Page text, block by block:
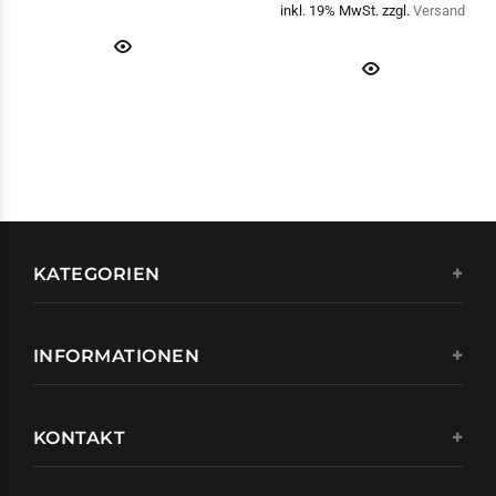
inkl. 19% MwSt. zzgl. Versand
KATEGORIEN
INFORMATIONEN
KONTAKT